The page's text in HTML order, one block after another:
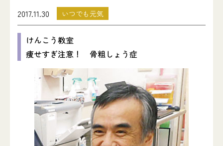
2017.11.30 いつでも元気
けんこう教室
痩せすぎ注意！ 骨粗しょう症